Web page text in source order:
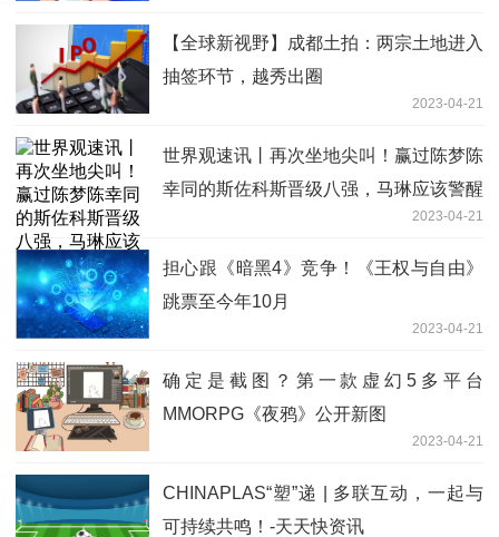
【全球新视野】成都土拍：两宗土地进入
抽签环节，越秀出圈
2023-04-21
世界观速讯丨再次坐地尖叫！赢过陈梦陈
幸同的斯佐科斯晋级八强，马琳应该警醒
2023-04-21
担心跟《暗黑4》竞争！《王权与自由》
跳票至今年10月
2023-04-21
确定是截图？第一款虚幻5多平台
MMORPG《夜鸦》公开新图
2023-04-21
CHINAPLAS“塑”递 | 多联互动，一起与
可持续共鸣！-天天快资讯